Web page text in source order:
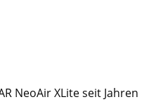
NeoAir XLite seit Jahren